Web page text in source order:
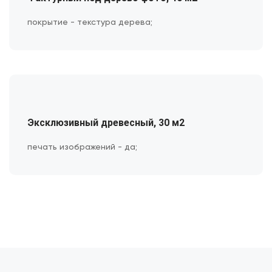
покрытие - текстура дерева;
Эксклюзивный древесный, 30 м2
печать изображений - да;